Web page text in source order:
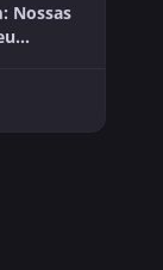
Nossas